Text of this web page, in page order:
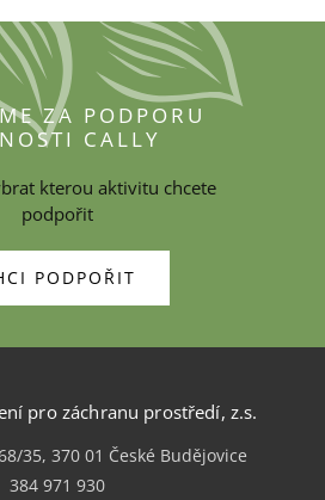
ZA PODPORU
CALLY
kterou aktivitu chcete
podpořit
PODPOŘIT
pro záchranu prostředí, z.s.
35, 370 01 České Budějovice
384 971 930